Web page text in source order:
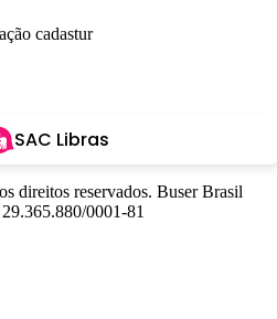
SAC Libras
direitos reservados. Buser Brasil
0001-81